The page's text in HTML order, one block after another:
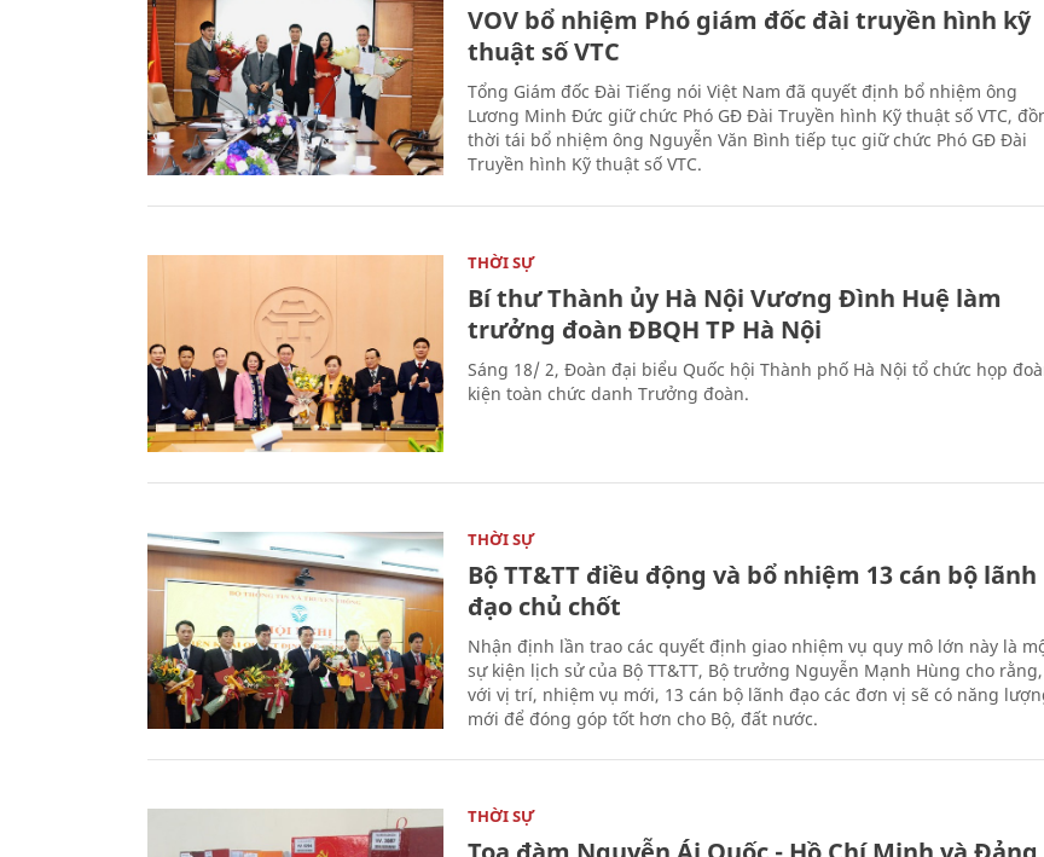
VOV bổ nhiệm Phó giám đốc đài truyền hình kỹ
thuật số VTC
Tổng Giám đốc Đài Tiếng nói Việt Nam đã quyết định bổ nhiệm ông
Lương Minh Đức giữ chức Phó GĐ Đài Truyền hình Kỹ thuật số VTC,
thời tái bổ nhiệm ông Nguyễn Văn Bình tiếp tục giữ chức Phó GĐ Đài
Truyền hình Kỹ thuật số VTC.
THỜI SỰ
Bí thư Thành ủy Hà Nội Vương Đình Huệ làm
trưởng đoàn ĐBQH TP Hà Nội
Sáng 18/ 2, Đoàn đại biểu Quốc hội Thành phố Hà Nội tổ chức họp
kiện toàn chức danh Trưởng đoàn.
THỜI SỰ
Bộ TT&TT điều động và bổ nhiệm 13 cán bộ lãnh
đạo chủ chốt
Nhận định lần trao các quyết định giao nhiệm vụ quy mô lớn này là
sự kiện lịch sử của Bộ TT&TT, Bộ trưởng Nguyễn Mạnh Hùng cho rằng,
với vị trí, nhiệm vụ mới, 13 cán bộ lãnh đạo các đơn vị sẽ có năng
mới để đóng góp tốt hơn cho Bộ, đất nước.
THỜI SỰ